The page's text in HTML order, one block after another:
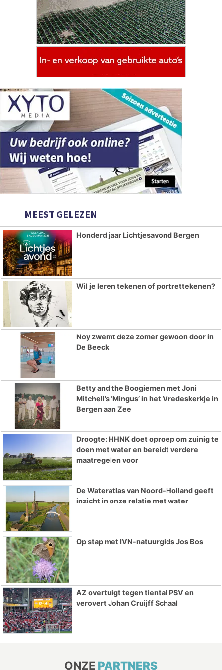
MEEST GELEZEN
Honderd jaar Lichtjesavond Bergen
Wil je leren tekenen of portrettekenen?
Noy zwemt deze zomer gewoon door in
De Beeck
Betty and the Boogiemen met Joni
Mitchell’s ‘Mingus’ in het Vredeskerkje in
Bergen aan Zee
Droogte: HHNK doet oproep om zuinig te
doen met water en bereidt verdere
maatregelen voor
De Wateratlas van Noord-Holland geeft
inzicht in onze relatie met water
Op stap met IVN-natuurgids Jos Bos
AZ overtuigt tegen tiental PSV en
verovert Johan Cruijff Schaal
ONZE PARTNERS